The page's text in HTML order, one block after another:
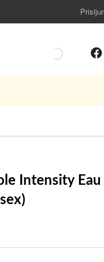
Intensity